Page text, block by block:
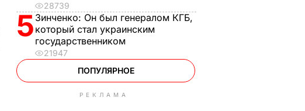
28739
5 Зинченко: Он был генералом КГБ,
который стал украинским
государственником
21947
ПОПУЛЯРНОЕ
РЕКЛАМА